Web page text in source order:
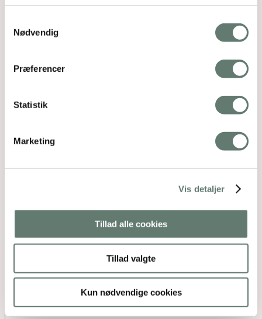
Nødvendig
Præferencer
Statistik
Marketing
Vis detaljer
Tillad alle cookies
Tillad valgte
Kun nødvendige cookies